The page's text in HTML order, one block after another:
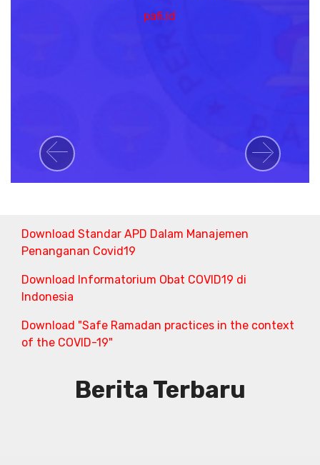
pafi.id
Previous Next
Download Standar APD Dalam Manajemen
Penanganan Covid19
Download Informatorium Obat COVID19 di
Indonesia
Download "Safe Ramadan practices in the context
of the COVID-19"
Berita Terbaru